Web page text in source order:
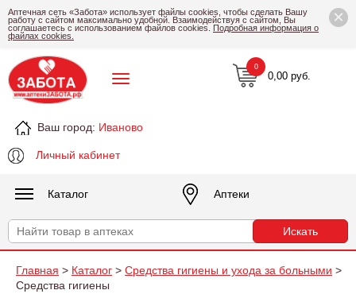
×
Аптечная сеть «Забота» использует файлы cookies, чтобы сделать Вашу
работу с сайтом максимально удобной. Взаимодействуя с сайтом, Вы
соглашаетесь с использованием файлов cookies. Подробная информация о
файлах cookies.
Ваш город: Иваново
Личный кабинет
0,00 руб.
0
Каталог Аптеки
Главная > Каталог > Средства гигиены и ухода за больными >
Средства гигиены